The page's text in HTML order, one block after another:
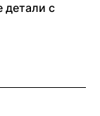
детали с